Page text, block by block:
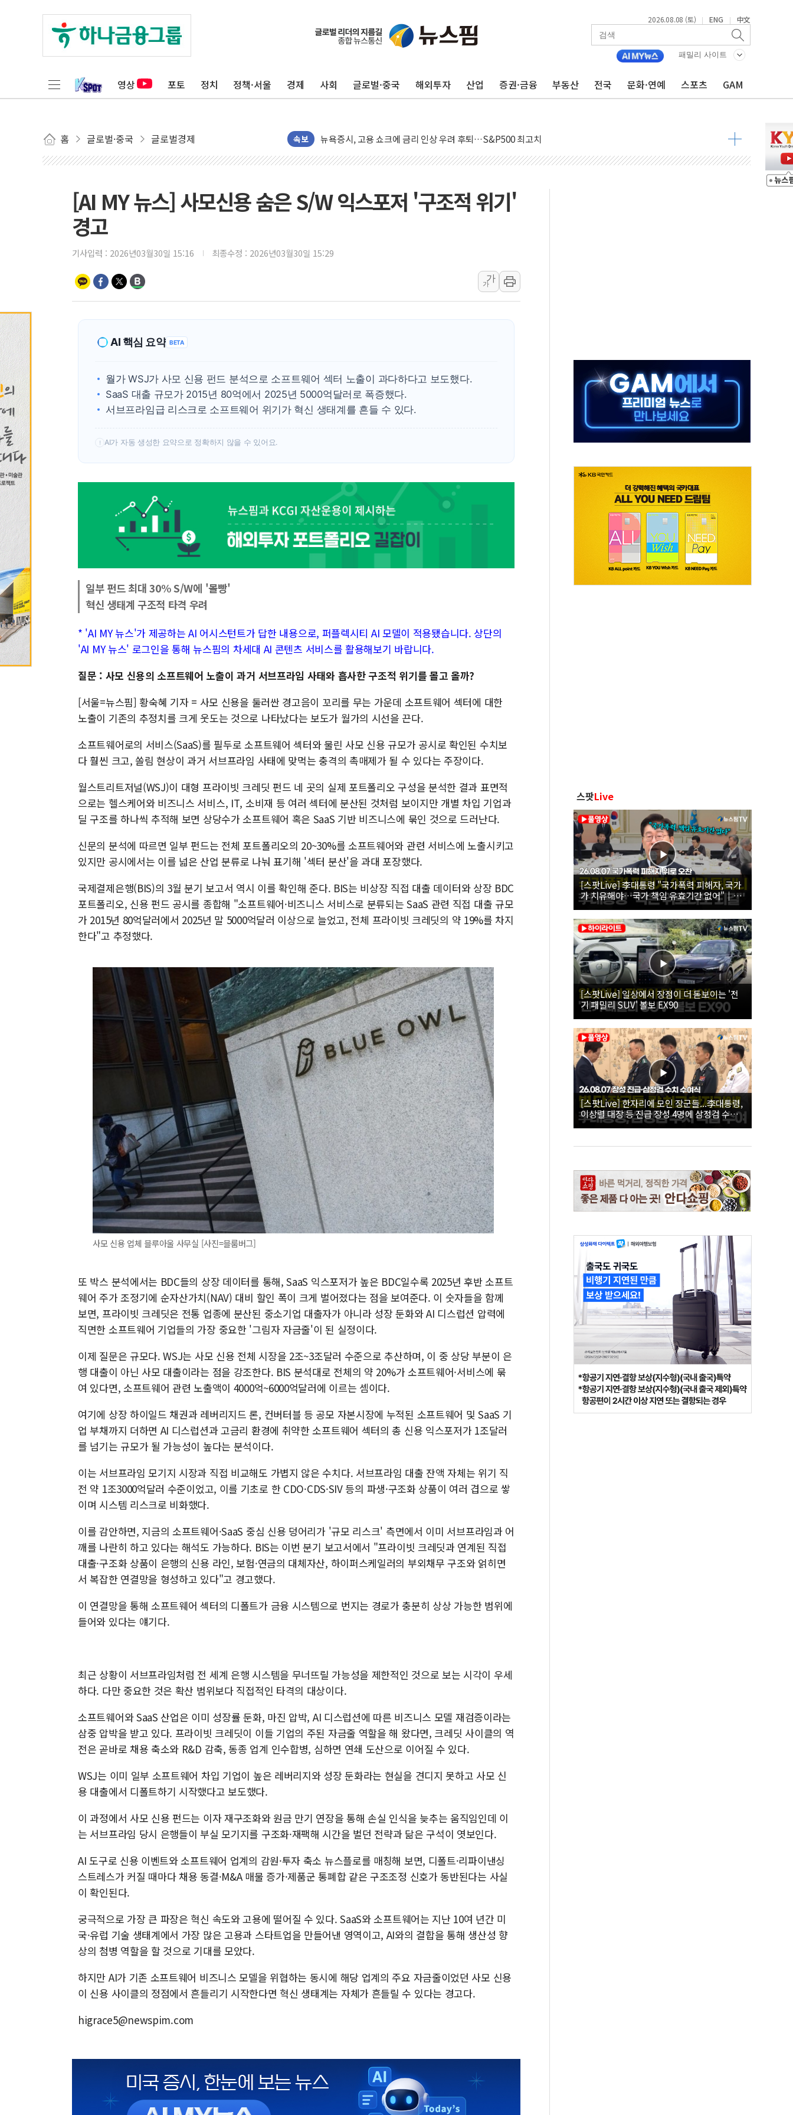
2026.08.08 (토) | ENG | 中文
패밀리 사이트
영상 포토 정치 정책·서울 경제 사회 글로벌·중국 해외투자 산업 증권·금융 부동산 전국 문화·연예 스포츠 GAM
홈 글로벌·중국 글로벌경제 속보
민주, 오늘 제주·인천 경선 결과 발표...'김민석 재역전 vs 정청래 격차 확대'
한상협, 업계 개인정보 보안 새판 짠다…'자율규제단체' 타진
트럼프, 쿡 연준 이사 해임 재추진…"26일까지 의혹 소명" 요구
유럽증시, 美 고용 예상 밖 부진에 연준 금리 인상 가능성 낮아지며 상승… STOXX 600 지수는 나흘 연속 최고치
[종합] 이슬람 수니파 3국, '공동방위협정' 체결… 이스라엘·이란 위협에 맞설 자체 억지력 강화
트럼프, 백신·자폐증 행정명령 검토…"이르면 다음 주"
[AI MY 뉴스] 뉴욕 반도체주 프리뷰...美 고용 쇼크에 반도체주 '활짝'
뉴욕증시 프리뷰, 美 고용 쇼크에 금리 인상 우려 후퇴…나스닥 선물 1%대 상승
트럼프 "금리 내려야"…파월 때와 달리 워시엔 톤 낮춰
특정 정치인 측근 포항시 정책특보 내정설...포항시 '시끌'
李 "해남 태양광, 대한민국 다음 100년 밑거름…수도권 집중 완화 전환점"
[AI MY 뉴스] 사모신용 숨은 S/W 익스포저 '구조적 위기'
경고
기사입력 : 2026년03월30일 15:16 최종수정 : 2026년03월30일 15:29
가
가
AI 핵심 요약 BETA
월가 WSJ가 사모 신용 펀드 분석으로 소프트웨어 섹터 노출이 과다하다고 보도했다.
SaaS 대출 규모가 2015년 80억에서 2025년 5000억달러로 폭증했다.
서브프라임급 리스크로 소프트웨어 위기가 혁신 생태계를 흔들 수 있다.
! AI가 자동 생성한 요약으로 정확하지 않을 수 있어요.
일부 펀드 최대 30% S/W에 '몰빵'
혁신 생태계 구조적 타격 우려
* 'AI MY 뉴스'가 제공하는 AI 어시스턴트가 답한 내용으로, 퍼플렉시티 AI 모델이 적용됐습니다. 상단의
'AI MY 뉴스' 로그인을 통해 뉴스핌의 차세대 AI 콘텐츠 서비스를 활용해보기 바랍니다.
질문 : 사모 신용의 소프트웨어 노출이 과거 서브프라임 사태와 흡사한 구조적 위기를 몰고 올까?
[서울=뉴스핌] 황숙혜 기자 = 사모 신용을 둘러싼 경고음이 꼬리를 무는 가운데 소프트웨어 섹터에 대한
노출이 기존의 추정치를 크게 웃도는 것으로 나타났다는 보도가 월가의 시선을 끈다.
소프트웨어로의 서비스(SaaS)를 필두로 소프트웨어 섹터와 물린 사모 신용 규모가 공시로 확인된 수치보
다 훨씬 크고, 쏠림 현상이 과거 서브프라임 사태에 맞먹는 충격의 촉매제가 될 수 있다는 주장이다.
월스트리트저널(WSJ)이 대형 프라이빗 크레딧 펀드 네 곳의 실제 포트폴리오 구성을 분석한 결과 표면적
으로는 헬스케어와 비즈니스 서비스, IT, 소비재 등 여러 섹터에 분산된 것처럼 보이지만 개별 차입 기업과
딜 구조를 하나씩 추적해 보면 상당수가 소프트웨어 혹은 SaaS 기반 비즈니스에 묶인 것으로 드러난다.
신문의 분석에 따르면 일부 펀드는 전체 포트폴리오의 20~30%를 소프트웨어와 관련 서비스에 노출시키고
있지만 공시에서는 이를 넓은 산업 분류로 나눠 표기해 '섹터 분산'을 과대 포장했다.
국제결제은행(BIS)의 3월 분기 보고서 역시 이를 확인해 준다. BIS는 비상장 직접 대출 데이터와 상장 BDC
포트폴리오, 신용 펀드 공시를 종합해 "소프트웨어·비즈니스 서비스로 분류되는 SaaS 관련 직접 대출 규모
가 2015년 80억달러에서 2025년 말 5000억달러 이상으로 늘었고, 전체 프라이빗 크레딧의 약 19%를 차지
한다"고 추정했다.
사모 신용 업체 블루아울 사무실 [사진=블룸버그]
또 박스 분석에서는 BDC들의 상장 데이터를 통해, SaaS 익스포저가 높은 BDC일수록 2025년 후반 소프트
웨어 주가 조정기에 순자산가치(NAV) 대비 할인 폭이 크게 벌어졌다는 점을 보여준다. 이 숫자들을 함께
보면, 프라이빗 크레딧은 전통 업종에 분산된 중소기업 대출자가 아니라 성장 둔화와 AI 디스럽션 압력에
직면한 소프트웨어 기업들의 가장 중요한 '그림자 자금줄'이 된 실정이다.
이제 질문은 규모다. WSJ는 사모 신용 전체 시장을 2조~3조달러 수준으로 추산하며, 이 중 상당 부분이 은
행 대출이 아닌 사모 대출이라는 점을 강조한다. BIS 분석대로 전체의 약 20%가 소프트웨어·서비스에 묶
여 있다면, 소프트웨어 관련 노출액이 4000억~6000억달러에 이르는 셈이다.
여기에 상장 하이일드 채권과 레버리지드 론, 컨버터블 등 공모 자본시장에 누적된 소프트웨어 및 SaaS 기
업 부채까지 더하면 AI 디스럽션과 고금리 환경에 취약한 소프트웨어 섹터의 총 신용 익스포저가 1조달러
를 넘기는 규모가 될 가능성이 높다는 분석이다.
이는 서브프라임 모기지 시장과 직접 비교해도 가볍지 않은 수치다. 서브프라임 대출 잔액 자체는 위기 직
전 약 1조3000억달러 수준이었고, 이를 기초로 한 CDO·CDS·SIV 등의 파생·구조화 상품이 여러 겹으로 쌓
이며 시스템 리스크로 비화했다.
이를 감안하면, 지금의 소프트웨어·SaaS 중심 신용 덩어리가 '규모 리스크' 측면에서 이미 서브프라임과 어
깨를 나란히 하고 있다는 해석도 가능하다. BIS는 이번 분기 보고서에서 "프라이빗 크레딧과 연계된 직접
대출·구조화 상품이 은행의 신용 라인, 보험·연금의 대체자산, 하이퍼스케일러의 부외채무 구조와 얽히면
서 복잡한 연결망을 형성하고 있다"고 경고했다.
이 연결망을 통해 소프트웨어 섹터의 디폴트가 금융 시스템으로 번지는 경로가 충분히 상상 가능한 범위에
들어와 있다는 얘기다.
최근 상황이 서브프라임처럼 전 세계 은행 시스템을 무너뜨릴 가능성을 제한적인 것으로 보는 시각이 우세
하다. 다만 중요한 것은 확산 범위보다 직접적인 타격의 대상이다.
소프트웨어와 SaaS 산업은 이미 성장률 둔화, 마진 압박, AI 디스럽션에 따른 비즈니스 모델 재검증이라는
삼중 압박을 받고 있다. 프라이빗 크레딧이 이들 기업의 주된 자금줄 역할을 해 왔다면, 크레딧 사이클의 역
전은 곧바로 채용 축소와 R&D 감축, 동종 업계 인수합병, 심하면 연쇄 도산으로 이어질 수 있다.
WSJ는 이미 일부 소프트웨어 차입 기업이 높은 레버리지와 성장 둔화라는 현실을 견디지 못하고 사모 신
용 대출에서 디폴트하기 시작했다고 보도했다.
이 과정에서 사모 신용 펀드는 이자 재구조화와 원금 만기 연장을 통해 손실 인식을 늦추는 움직임인데 이
는 서브프라임 당시 은행들이 부실 모기지를 구조화·재팩해 시간을 벌던 전략과 닮은 구석이 엿보인다.
AI 도구로 신용 이벤트와 소프트웨어 업계의 감원·투자 축소 뉴스플로를 매칭해 보면, 디폴트·리파이낸싱
스트레스가 커질 때마다 채용 동결·M&A 매물 증가·제품군 통폐합 같은 구조조정 신호가 동반된다는 사실
이 확인된다.
궁극적으로 가장 큰 파장은 혁신 속도와 고용에 떨어질 수 있다. SaaS와 소프트웨어는 지난 10여 년간 미
국·유럽 기술 생태계에서 가장 많은 고용과 스타트업을 만들어낸 영역이고, AI와의 결합을 통해 생산성 향
상의 첨병 역할을 할 것으로 기대를 모았다.
하지만 AI가 기존 소프트웨어 비즈니스 모델을 위협하는 동시에 해당 업계의 주요 자금줄이었던 사모 신용
이 신용 사이클의 정점에서 흔들리기 시작한다면 혁신 생태계는 자체가 흔들릴 수 있다는 경고다.
higrace5@newspim.com
스팟Live
[스팟Live] 李대통령 "국가폭력 피해자, 국가
가 치유해야…국가 책임 유효기간 없어"｜
26.08.07 국가폭력 피해자 위로 오찬
[스팟Live] 일상에서 장점이 더 돋보이는 '전
기 패밀리 SUV' 볼보 EX90
[스팟Live] 한자리에 모인 장군들...李대통령,
이상렬 대장 등 진급 장성 4명에 삼정검 수치
직접 수여｜26.08.07 장성 진급·삼정검 수치